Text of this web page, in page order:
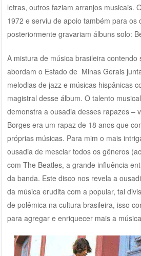
letras, outros faziam arranjos musicais.
1972 e serviu de apoio também para os
posteriormente gravariam álbuns solo:
A mistura de música brasileira contendo
abordam o Estado de Minas Gerais
melodias de jazz e músicas hispânicas
magistral desse álbum. O talento
demonstra a ousadia desses rapazes –
Borges era um rapaz de 18 anos que
próprias músicas. Para mim o mais
ousadia de mesclar todos os gêneros
com The Beatles, a grande influência
da banda. Este disco nos revela a
da música erudita com a popular, tal
de polêmica na cultura brasileira, isso
para agregar e enriquecer mais a